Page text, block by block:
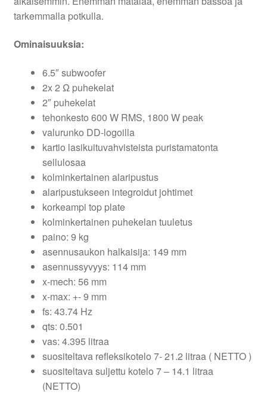
tarkemmalla potkulla.
Ominaisuuksia:
6.5″ subwoofer
2x 2 Ω puhekelat
2″ puhekelat
tehonkesto 600 W RMS, 1800 W peak
valurunko DD-logoilla
kartio lasikuituvahvisteista puristamatonta
sellulosaa
kolminkertainen alaripustus
alaripustukseen integroidut johtimet
korkeampi top plate
kolminkertainen puhekelan tuuletus
paino: 9 kg
asennusaukon halkaisija: 149 mm
asennussyvyys: 114 mm
x-mech: 56 mm
x-max: +- 9 mm
fs: 43.74 Hz
qts: 0.501
vas: 4.395 litraa
suositeltava refleksikotelo 7- 21.2 litraa ( NETTO )
suositeltava suljettu kotelo 7 – 14.1 litraa
(NETTO)